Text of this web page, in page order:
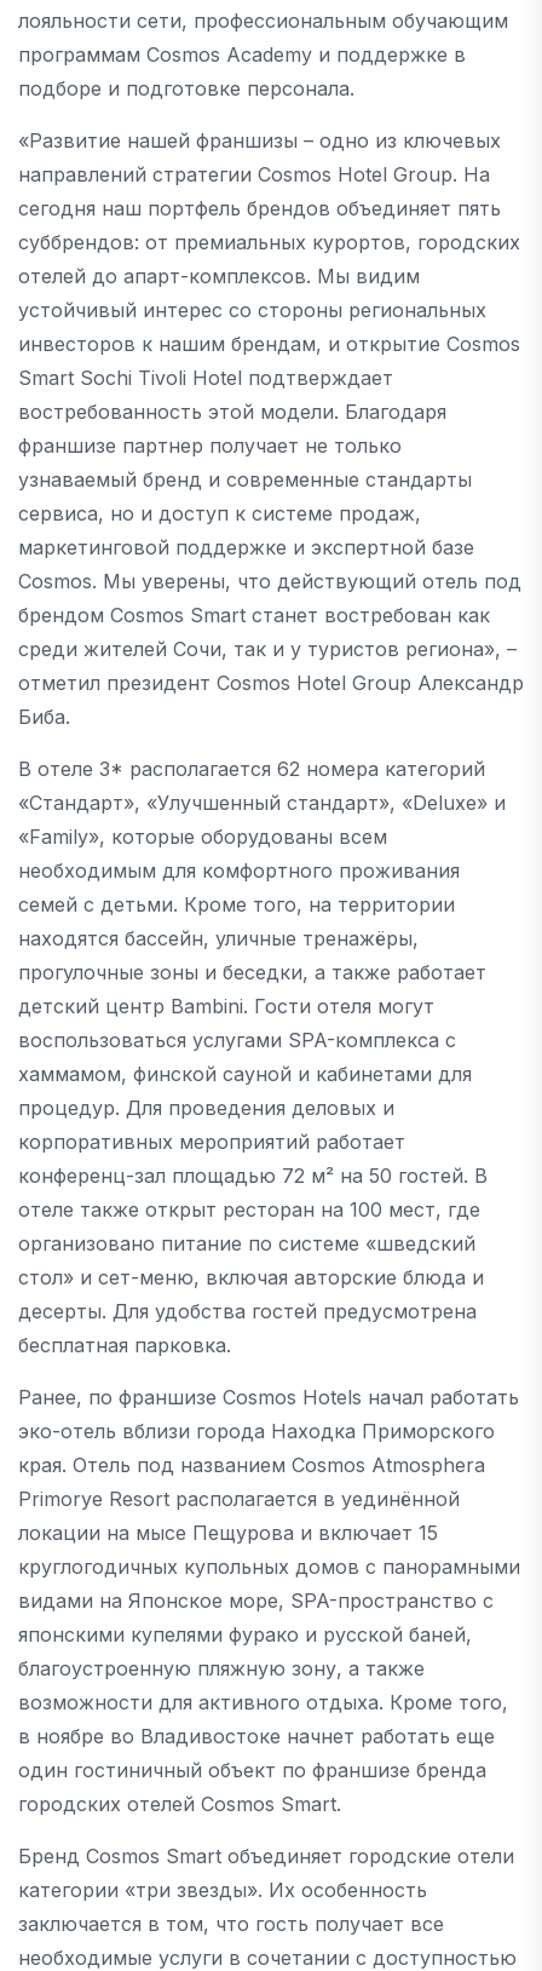
лояльности сети, профессиональным обучающим
программам Cosmos Academy и поддержке в
подборе и подготовке персонала.
«Развитие нашей франшизы – одно из ключевых
направлений стратегии Cosmos Hotel Group. На
сегодня наш портфель брендов объединяет пять
суббрендов: от премиальных курортов, городских
отелей до апарт-комплексов. Мы видим
устойчивый интерес со стороны региональных
инвесторов к нашим брендам, и открытие Cosmos
Smart Sochi Tivoli Hotel подтверждает
востребованность этой модели. Благодаря
франшизе партнер получает не только
узнаваемый бренд и современные стандарты
сервиса, но и доступ к системе продаж,
маркетинговой поддержке и экспертной базе
Cosmos. Мы уверены, что действующий отель под
брендом Cosmos Smart станет востребован как
среди жителей Сочи, так и у туристов региона», –
отметил президент Cosmos Hotel Group Александр
Биба.
В отеле 3* располагается 62 номера категорий
«Стандарт», «Улучшенный стандарт», «Deluxe» и
«Family», которые оборудованы всем
необходимым для комфортного проживания
семей с детьми. Кроме того, на территории
находятся бассейн, уличные тренажёры,
прогулочные зоны и беседки, а также работает
детский центр Bambini. Гости отеля могут
воспользоваться услугами SPA-комплекса с
хаммамом, финской сауной и кабинетами для
процедур. Для проведения деловых и
корпоративных мероприятий работает
конференц-зал площадью 72 м² на 50 гостей. В
отеле также открыт ресторан на 100 мест, где
организовано питание по системе «шведский
стол» и сет-меню, включая авторские блюда и
десерты. Для удобства гостей предусмотрена
бесплатная парковка.
Ранее, по франшизе Cosmos Hotels начал работать
эко-отель вблизи города Находка Приморского
края. Отель под названием Cosmos Atmosphera
Primorye Resort располагается в уединённой
локации на мысе Пещурова и включает 15
круглогодичных купольных домов с панорамными
видами на Японское море, SPA-пространство с
японскими купелями фурако и русской баней,
благоустроенную пляжную зону, а также
возможности для активного отдыха. Кроме того,
в ноябре во Владивостоке начнет работать еще
один гостиничный объект по франшизе бренда
городских отелей Cosmos Smart.
Бренд Cosmos Smart объединяет городские отели
категории «три звезды». Их особенность
заключается в том, что гость получает все
необходимые услуги в сочетании с доступностью